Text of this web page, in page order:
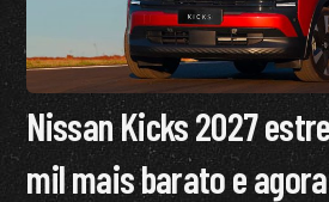
Nissan Kicks 2027
mil mais barato e